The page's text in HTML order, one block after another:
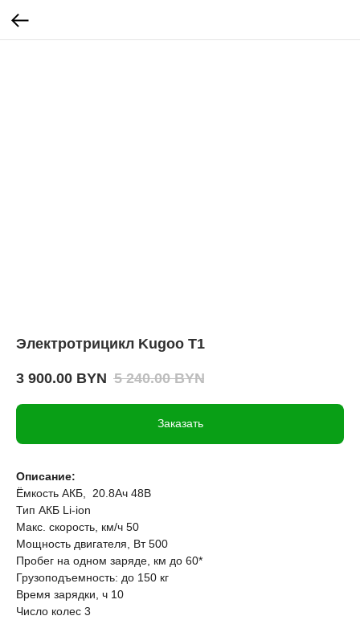
Электротрицикл Kugoo T1
3 900.00 BYN 5 240.00 BYN
Заказать
Описание:
Ёмкость АКБ, 20.8Ач 48В
Тип АКБ Li-ion
Макс. скорость, км/ч 50
Мощность двигателя, Вт 500
Пробег на одном заряде, км до 60*
Грузоподъемность: до 150 кг
Время зарядки, ч 10
Число колес 3